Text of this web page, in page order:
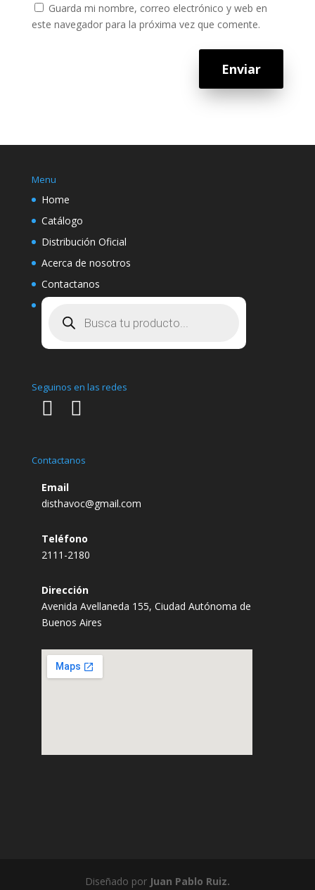
Guarda mi nombre, correo electrónico y web en
este navegador para la próxima vez que comente.
Enviar
Menu
Home
Catálogo
Distribución Oficial
Acerca de nosotros
Contactanos
Seguinos en las redes
Contactanos
Email
disthavoc@gmail.com
Teléfono
2111-2180
Dirección
Avenida Avellaneda 155, Ciudad Autónoma de
Buenos Aires
Diseñado por Juan Pablo Ruiz.